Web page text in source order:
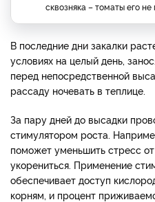
сквозняка – томаты его не
В последние дни закалки
условиях на целый день,
перед непосредственной
рассаду ночевать в теплице.
За пару дней до высадки
стимулятором роста.
поможет уменьшить стресс
укорениться. Применение
обеспечивает доступ
корням, и процент